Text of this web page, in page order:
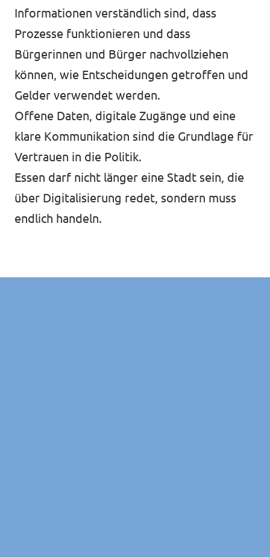
Informationen verständlich sind, dass
Prozesse funktionieren und dass
Bürgerinnen und Bürger nachvollziehen
können, wie Entscheidungen getroffen und
Gelder verwendet werden.
Offene Daten, digitale Zugänge und eine
klare Kommunikation sind die Grundlage für
Vertrauen in die Politik.
Essen darf nicht länger eine Stadt sein, die
über Digitalisierung redet, sondern muss
endlich handeln.